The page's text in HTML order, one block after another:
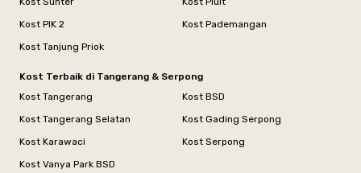
Kost PIK 2
Kost Pademangan
Kost Tanjung Priok
Kost Terbaik di Tangerang & Serpong
Kost Tangerang
Kost BSD
Kost Tangerang Selatan
Kost Gading Serpong
Kost Karawaci
Kost Serpong
Kost Vanya Park BSD